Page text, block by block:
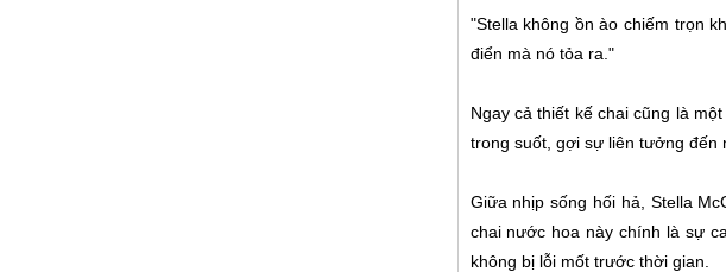
"Stella không ồn ào chiếm trọn
điển mà nó tỏa ra."
Ngay cả thiết kế chai cũng là
trong suốt, gợi sự liên tưởng đến
Giữa nhịp sống hối hả, Stella
chai nước hoa này chính là sự
không bị lỗi mốt trước thời gian.